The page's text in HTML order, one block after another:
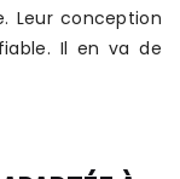
Leur conception
Il en va de